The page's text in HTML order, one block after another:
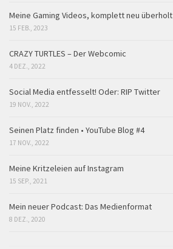
Meine Gaming Videos, komplett neu überholt
15 FEB., 2023
CRAZY TURTLES – Der Webcomic
4 DEZ., 2022
Social Media entfesselt! Oder: RIP Twitter
19 NOV., 2022
Seinen Platz finden • YouTube Blog #4
17 NOV., 2022
Meine Kritzeleien auf Instagram
15 SEP., 2021
Mein neuer Podcast: Das Medienformat
8 DEZ., 2020